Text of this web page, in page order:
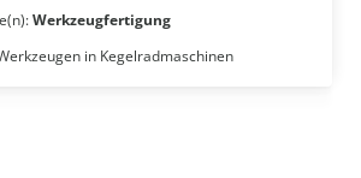
Werkzeugfertigung
in Kegelradmaschinen